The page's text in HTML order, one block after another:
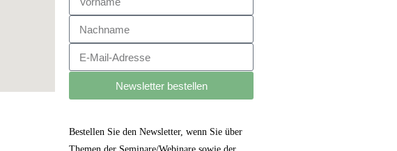
Newsletter bestellen
Bestellen Sie den Newsletter, wenn Sie über